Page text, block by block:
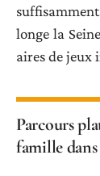
longe la
aires de jeux
Parcours
famille dans